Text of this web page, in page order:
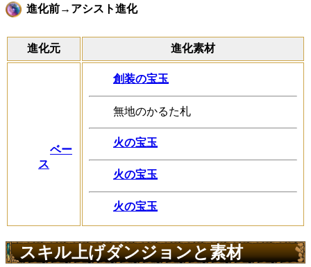
進化前→アシスト進化
進化元 進化素材
ベー
ス
創装の宝玉
無地のかるた札
火の宝玉
火の宝玉
火の宝玉
スキル上げダンジョンと素材